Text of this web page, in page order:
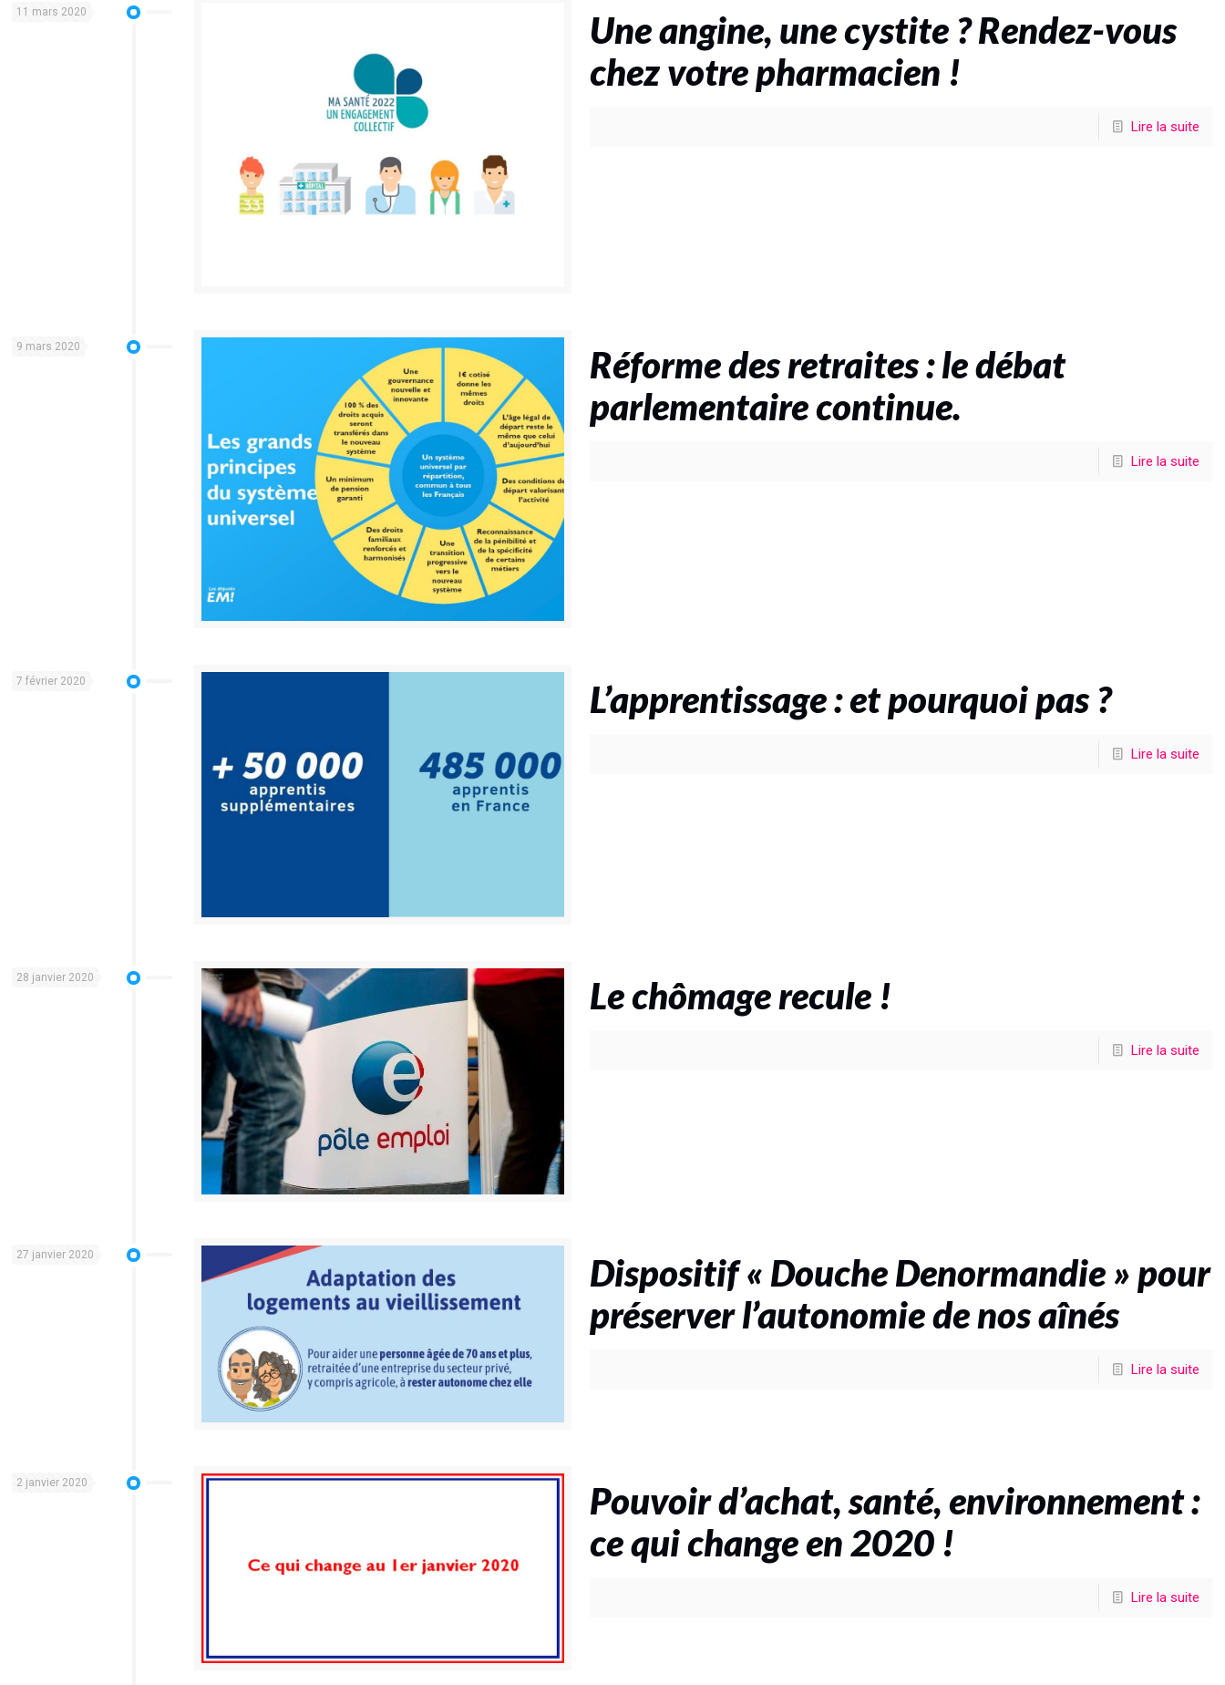
11 mars 2020
Une angine, une cystite ? Rendez-vous
chez votre pharmacien !
Lire la suite
9 mars 2020
Réforme des retraites : le débat
parlementaire continue.
Lire la suite
7 février 2020 L’apprentissage : et pourquoi pas ?
Lire la suite
28 janvier 2020 Le chômage recule !
Lire la suite
27 janvier 2020
Dispositif « Douche Denormandie » pour
préserver l’autonomie de nos aînés
Lire la suite
2 janvier 2020
Pouvoir d’achat, santé, environnement :
ce qui change en 2020 !
Lire la suite